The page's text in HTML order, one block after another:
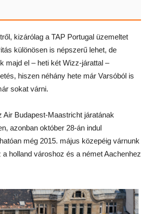
kizárólag a TAP Portugal üzemeltet
különösen is népszerű lehet, de
majd el – heti két Wizz-járattal –
hiszen néhány hete már Varsóból is
sokat várni.
Budapest-Maastricht járatának
azonban október 28-án indul
még 2015. május közepéig várnunk
holland városhoz és a német Aachenhez